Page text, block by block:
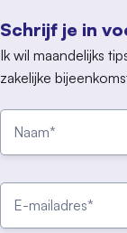
Schrijf je in
Ik wil maandelijks
zakelijke